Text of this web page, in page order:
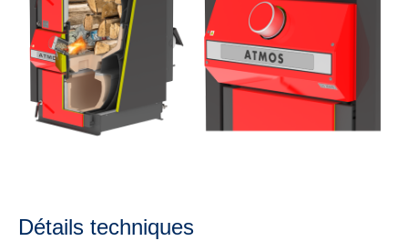
Détails techniques